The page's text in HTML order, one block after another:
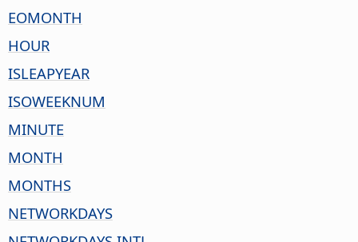
EOMONTH
HOUR
ISLEAPYEAR
ISOWEEKNUM
MINUTE
MONTH
MONTHS
NETWORKDAYS